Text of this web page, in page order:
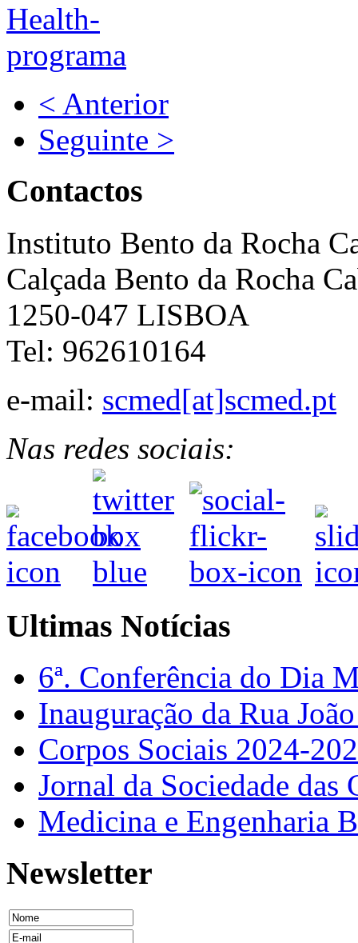
< Anterior
Seguinte >
Contactos
Instituto Bento da Rocha
Calçada Bento da Rocha
1250-047 LISBOA
Tel: 962610164
e-mail: scmed[at]scmed.pt
Nas redes sociais:
Ultimas Notícias
6ª. Conferência do Dia
Inauguração da Rua
Corpos Sociais 2024-
Jornal da Sociedade
Medicina e Engenharia
Newsletter